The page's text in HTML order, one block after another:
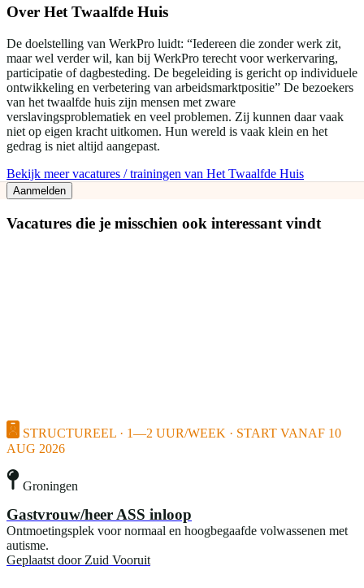
Over Het Twaalfde Huis
De doelstelling van WerkPro luidt: “Iedereen die zonder werk zit,
maar wel verder wil, kan bij WerkPro terecht voor werkervaring,
participatie of dagbesteding. De begeleiding is gericht op individuele
ontwikkeling en verbetering van arbeidsmarktpositie” De bezoekers
van het twaalfde huis zijn mensen met zware
verslavingsproblematiek en veel problemen. Zij kunnen daar vaak
niet op eigen kracht uitkomen. Hun wereld is vaak klein en het
gedrag is niet altijd aangepast.
Bekijk meer vacatures / trainingen van Het Twaalfde Huis
Aanmelden
Vacatures die je misschien ook interessant vindt
STRUCTUREEL · 1—2 UUR/WEEK · START VANAF 10
AUG 2026
Groningen
Gastvrouw/heer ASS inloop
Ontmoetingsplek voor normaal en hoogbegaafde volwassenen met
autisme.
Geplaatst door Zuid Vooruit